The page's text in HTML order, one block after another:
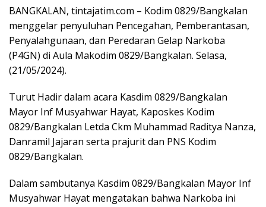
BANGKALAN, tintajatim.com – Kodim 0829/Bangkalan
menggelar penyuluhan Pencegahan, Pemberantasan,
Penyalahgunaan, dan Peredaran Gelap Narkoba
(P4GN) di Aula Makodim 0829/Bangkalan. Selasa,
(21/05/2024).
Turut Hadir dalam acara Kasdim 0829/Bangkalan
Mayor Inf Musyahwar Hayat, Kaposkes Kodim
0829/Bangkalan Letda Ckm Muhammad Raditya Nanza,
Danramil Jajaran serta prajurit dan PNS Kodim
0829/Bangkalan.
Dalam sambutanya Kasdim 0829/Bangkalan Mayor Inf
Musyahwar Hayat mengatakan bahwa Narkoba ini